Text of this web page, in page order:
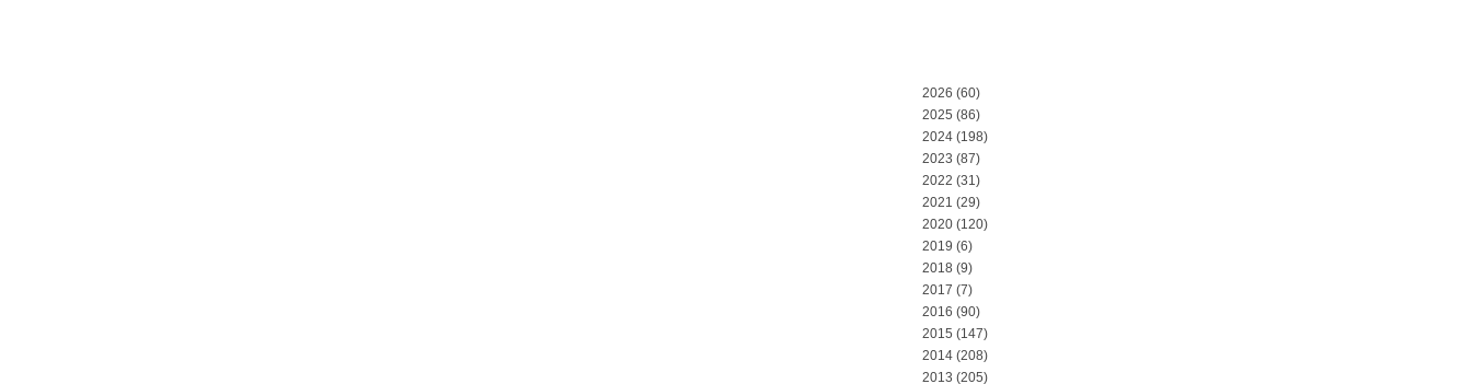
2026 (60)
2025 (86)
2024 (198)
2023 (87)
2022 (31)
2021 (29)
2020 (120)
2019 (6)
2018 (9)
2017 (7)
2016 (90)
2015 (147)
2014 (208)
2013 (205)